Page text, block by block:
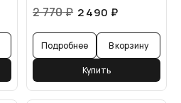
2 770₽ 2 490 ₽
Подробнее В корзину
Купить